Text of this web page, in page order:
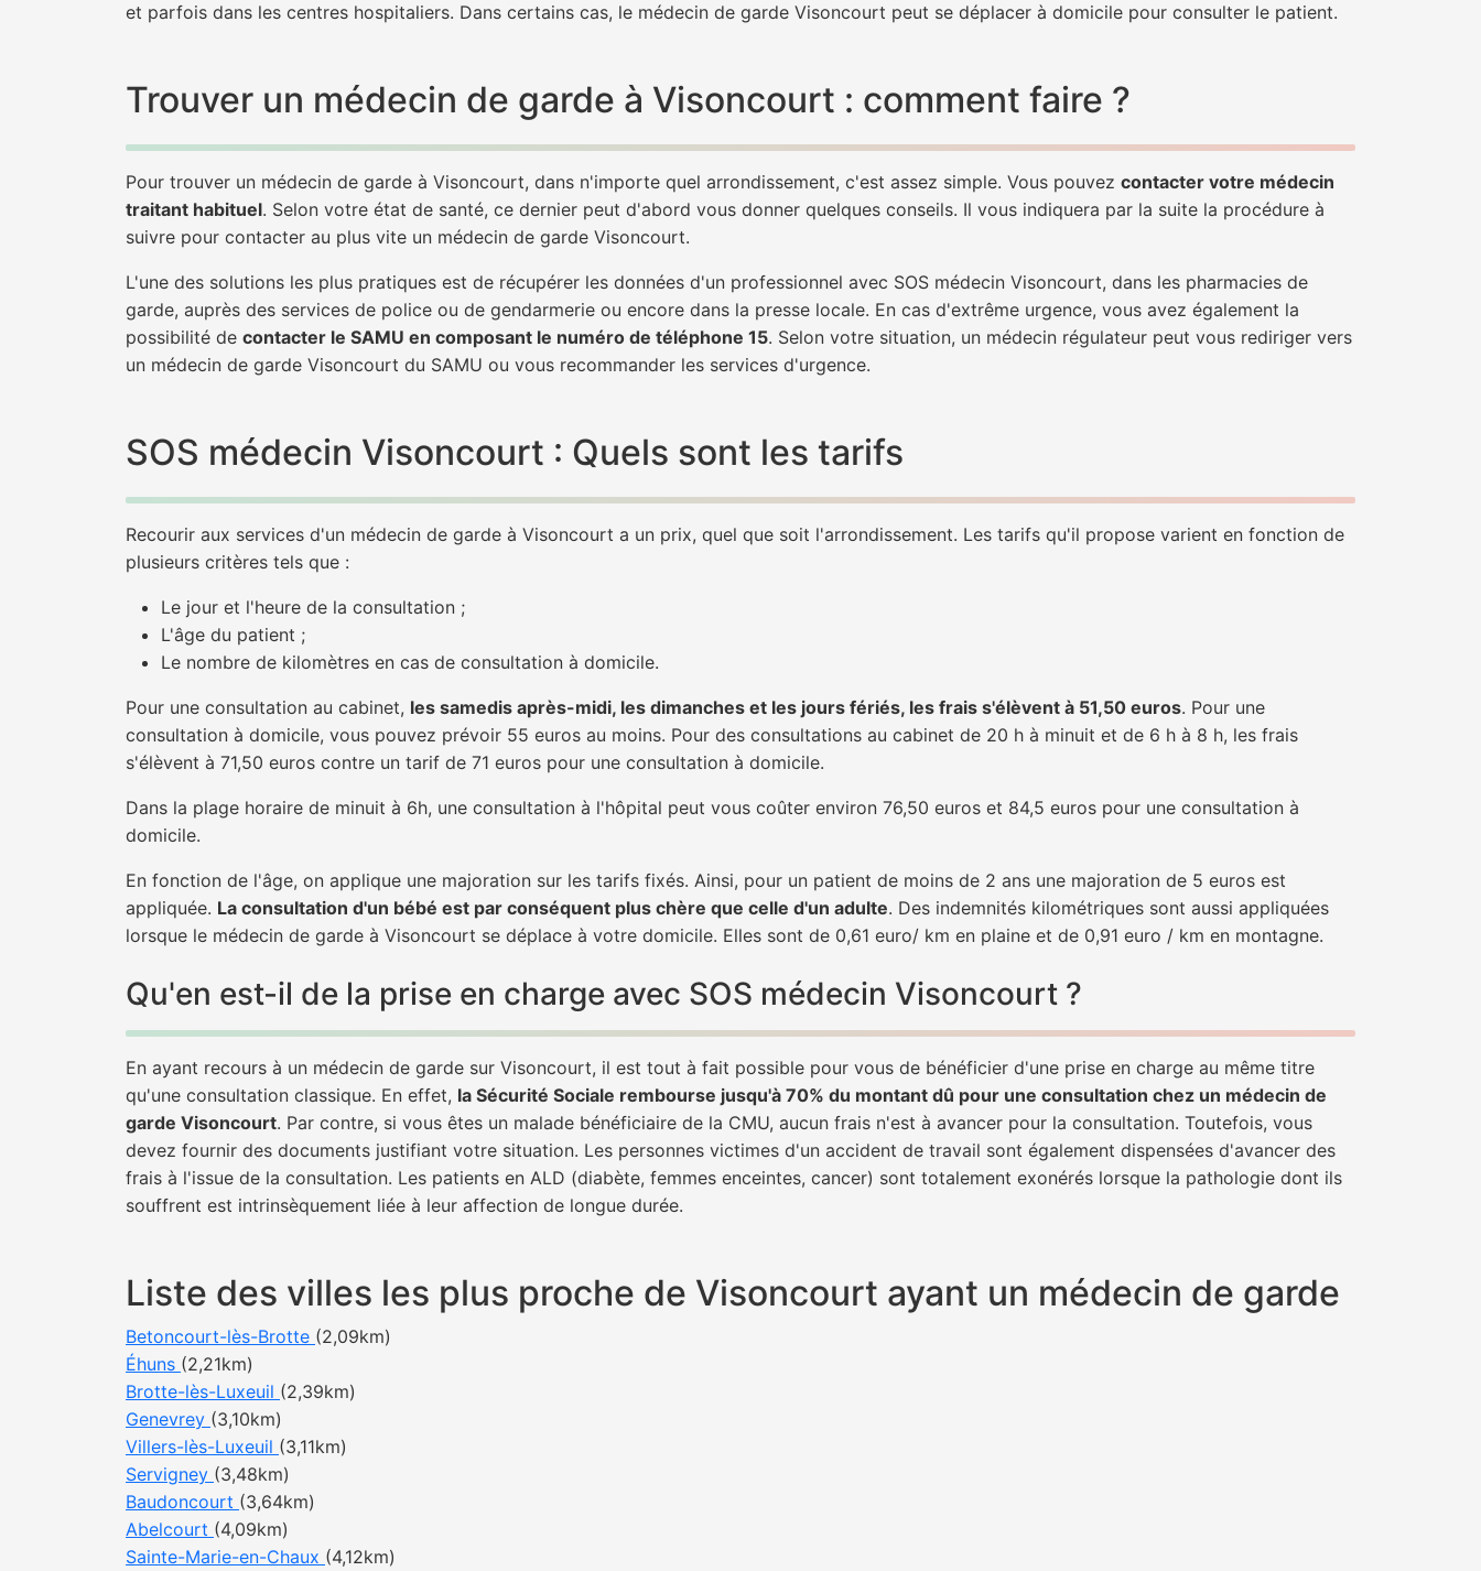
et parfois dans les centres hospitaliers. Dans certains cas, le médecin de garde Visoncourt peut se déplacer à domicile pour consulter le patient.
Trouver un médecin de garde à Visoncourt : comment faire ?
Pour trouver un médecin de garde à Visoncourt, dans n'importe quel arrondissement, c'est assez simple. Vous pouvez contacter votre médecin
traitant habituel. Selon votre état de santé, ce dernier peut d'abord vous donner quelques conseils. Il vous indiquera par la suite la procédure à
suivre pour contacter au plus vite un médecin de garde Visoncourt.
L'une des solutions les plus pratiques est de récupérer les données d'un professionnel avec SOS médecin Visoncourt, dans les pharmacies de
garde, auprès des services de police ou de gendarmerie ou encore dans la presse locale. En cas d'extrême urgence, vous avez également la
possibilité de contacter le SAMU en composant le numéro de téléphone 15. Selon votre situation, un médecin régulateur peut vous rediriger vers
un médecin de garde Visoncourt du SAMU ou vous recommander les services d'urgence.
SOS médecin Visoncourt : Quels sont les tarifs
Recourir aux services d'un médecin de garde à Visoncourt a un prix, quel que soit l'arrondissement. Les tarifs qu'il propose varient en fonction de
plusieurs critères tels que :
Le jour et l'heure de la consultation ;
L'âge du patient ;
Le nombre de kilomètres en cas de consultation à domicile.
Pour une consultation au cabinet, les samedis après-midi, les dimanches et les jours fériés, les frais s'élèvent à 51,50 euros. Pour une
consultation à domicile, vous pouvez prévoir 55 euros au moins. Pour des consultations au cabinet de 20 h à minuit et de 6 h à 8 h, les frais
s'élèvent à 71,50 euros contre un tarif de 71 euros pour une consultation à domicile.
Dans la plage horaire de minuit à 6h, une consultation à l'hôpital peut vous coûter environ 76,50 euros et 84,5 euros pour une consultation à
domicile.
En fonction de l'âge, on applique une majoration sur les tarifs fixés. Ainsi, pour un patient de moins de 2 ans une majoration de 5 euros est
appliquée. La consultation d'un bébé est par conséquent plus chère que celle d'un adulte. Des indemnités kilométriques sont aussi appliquées
lorsque le médecin de garde à Visoncourt se déplace à votre domicile. Elles sont de 0,61 euro/ km en plaine et de 0,91 euro / km en montagne.
Qu'en est-il de la prise en charge avec SOS médecin Visoncourt ?
En ayant recours à un médecin de garde sur Visoncourt, il est tout à fait possible pour vous de bénéficier d'une prise en charge au même titre
qu'une consultation classique. En effet, la Sécurité Sociale rembourse jusqu'à 70% du montant dû pour une consultation chez un médecin de
garde Visoncourt. Par contre, si vous êtes un malade bénéficiaire de la CMU, aucun frais n'est à avancer pour la consultation. Toutefois, vous
devez fournir des documents justifiant votre situation. Les personnes victimes d'un accident de travail sont également dispensées d'avancer des
frais à l'issue de la consultation. Les patients en ALD (diabète, femmes enceintes, cancer) sont totalement exonérés lorsque la pathologie dont ils
souffrent est intrinsèquement liée à leur affection de longue durée.
Liste des villes les plus proche de Visoncourt ayant un médecin de garde
Betoncourt-lès-Brotte (2,09km)
Éhuns (2,21km)
Brotte-lès-Luxeuil (2,39km)
Genevrey (3,10km)
Villers-lès-Luxeuil (3,11km)
Servigney (3,48km)
Baudoncourt (3,64km)
Abelcourt (4,09km)
Sainte-Marie-en-Chaux (4,12km)